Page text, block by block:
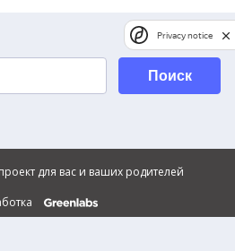
Поиск
для вас и ваших родителей
Privacy notice